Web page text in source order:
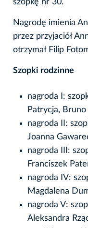
szopkę nr 30.
Nagrodę imienia
przez przyjaciół
otrzymał Filip
Szopki rodzinne
nagroda I:
Patrycja,
nagroda II:
Joanna
nagroda III:
Franciszek
nagroda IV:
Magdalena
nagroda V:
Aleksandra